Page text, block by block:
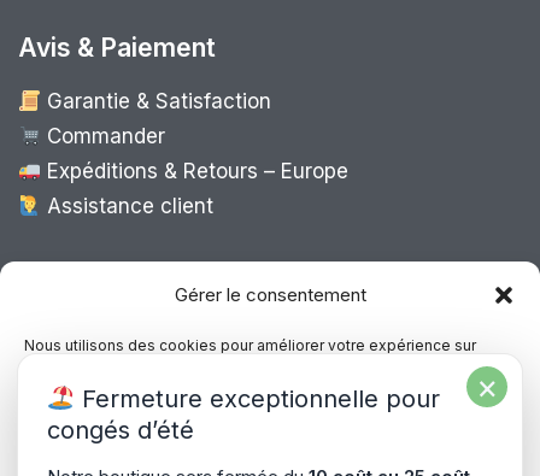
Gérer le consentement
Nous utilisons des cookies pour améliorer votre expérience sur
notre site, analyser le trafic et proposer des contenus personnalisés.
Vous pouvez accepter, refuser ou gérer vos préférences à tout
moment.
Avis & Paiement
Garantie & Satisfaction
Commander
Expéditions & Retours – Europe
Assistance client
Expédition Europe
Livraison rapide dans toute l’Europe via
“ Mondial Relay
×
Fermeture exceptionnelle pour
congés d’été